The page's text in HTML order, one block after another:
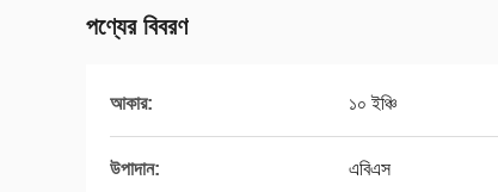
পণ্যের বিবরণ
আকার: ১০ ইঞ্চি
উপাদান: এবিএস